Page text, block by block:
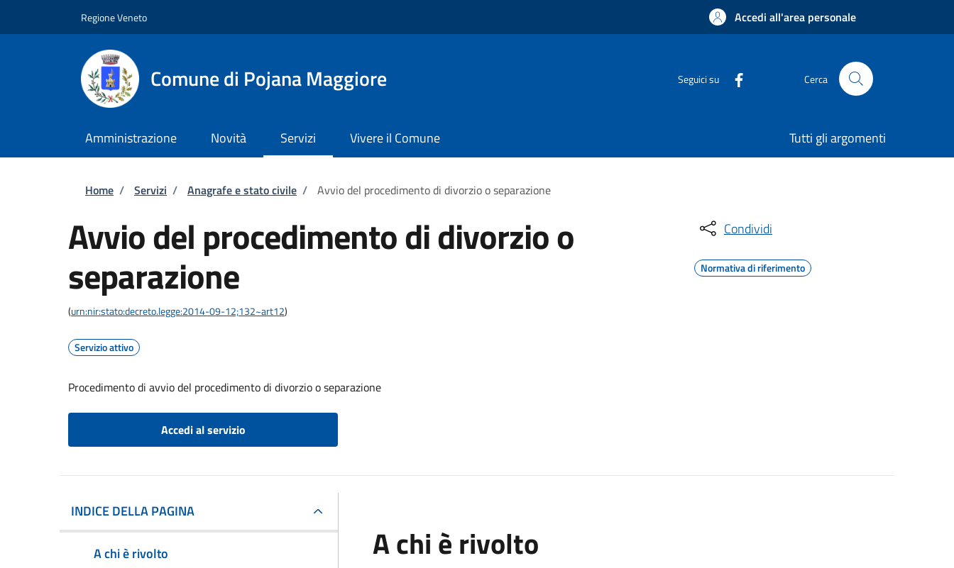
Regione Veneto Accedi all'area personale
Comune di Pojana Maggiore Seguici su Cerca
Amministrazione Novità Servizi Vivere il Comune Tutti gli argomenti
Briciole di pane
Home / Servizi / Anagrafe e stato civile / Avvio del procedimento di divorzio o separazione
Avvio del procedimento di divorzio o
separazione
(urn:nir:stato:decreto.legge:2014-09-12;132~art12)
Servizio attivo
Procedimento di avvio del procedimento di divorzio o separazione
Accedi al servizio
Condividi
Normativa di riferimento
INDICE DELLA PAGINA
A chi è rivolto
A chi è rivolto